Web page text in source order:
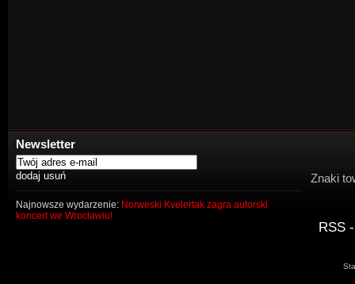
Newsletter
Najnowsze wydarzenie: Norweski Kvelertak zagra autorski
koncert we Wrocławiu!
Znaki
RSS